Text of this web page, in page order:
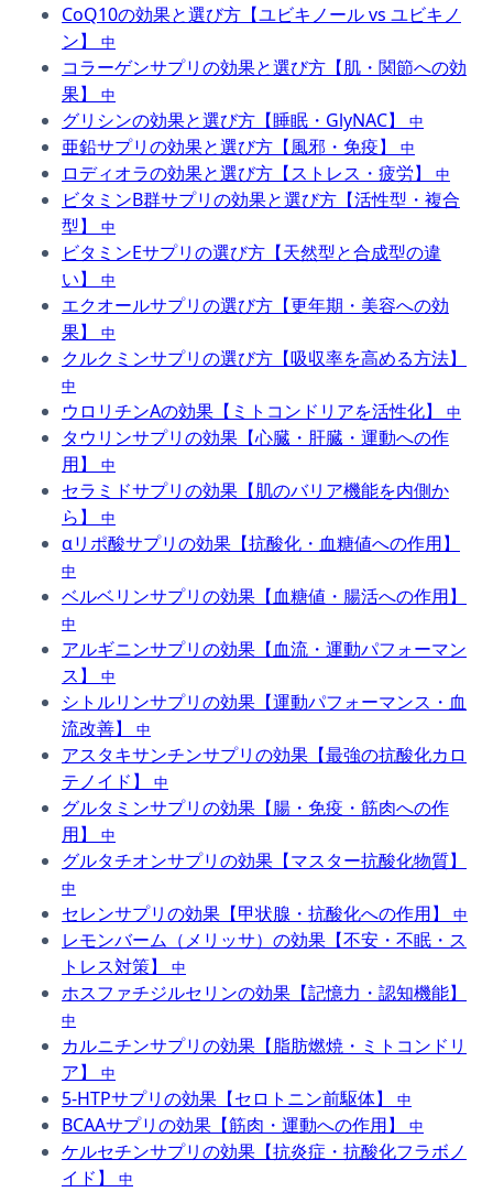
CoQ10の効果と選び方【ユビキノール vs ユビキノ
ン】
中
コラーゲンサプリの効果と選び方【肌・関節への効
果】
中
グリシンの効果と選び方【睡眠・GlyNAC】 中
亜鉛サプリの効果と選び方【風邪・免疫】 中
ロディオラの効果と選び方【ストレス・疲労】 中
ビタミンB群サプリの効果と選び方【活性型・複合
型】
中
ビタミンEサプリの選び方【天然型と合成型の違
い】
中
エクオールサプリの選び方【更年期・美容への効
果】
中
クルクミンサプリの選び方【吸収率を高める方法】
中
ウロリチンAの効果【ミトコンドリアを活性化】 中
タウリンサプリの効果【心臓・肝臓・運動への作
用】
中
セラミドサプリの効果【肌のバリア機能を内側か
ら】
中
αリポ酸サプリの効果【抗酸化・血糖値への作用】
中
ベルベリンサプリの効果【血糖値・腸活への作用】
中
アルギニンサプリの効果【血流・運動パフォーマン
ス】
中
シトルリンサプリの効果【運動パフォーマンス・血
流改善】
中
アスタキサンチンサプリの効果【最強の抗酸化カロ
テノイド】
中
グルタミンサプリの効果【腸・免疫・筋肉への作
用】
中
グルタチオンサプリの効果【マスター抗酸化物質】
中
セレンサプリの効果【甲状腺・抗酸化への作用】 中
レモンバーム（メリッサ）の効果【不安・不眠・ス
トレス対策】
中
ホスファチジルセリンの効果【記憶力・認知機能】
中
カルニチンサプリの効果【脂肪燃焼・ミトコンドリ
ア】
中
5-HTPサプリの効果【セロトニン前駆体】 中
BCAAサプリの効果【筋肉・運動への作用】 中
ケルセチンサプリの効果【抗炎症・抗酸化フラボノ
イド】
中